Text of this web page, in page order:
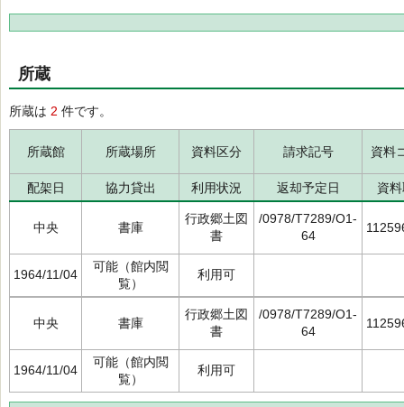
所蔵
所蔵は 2 件です。
所蔵館 所蔵場所 資料区分 請求記号 資料
配架日 協力貸出 利用状況 返却予定日 資
中央 書庫
行政郷土図
書
/0978/T7289/O1-
64
1964/11/04
可能（館内閲
覧）
利用可
中央 書庫
行政郷土図
書
/0978/T7289/O1-
64
1964/11/04
可能（館内閲
覧）
利用可